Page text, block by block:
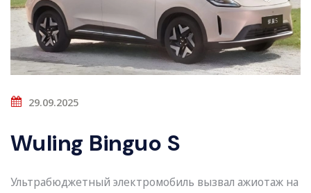
29.09.2025
Wuling Binguo S
Ультрабюджетный электромобиль вызвал ажиотаж на